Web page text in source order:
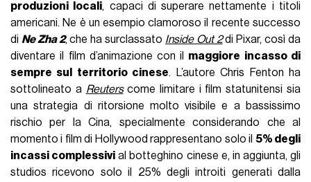
produzioni locali, capaci di superare nettamente i titoli
americani. Ne è un esempio clamoroso il recente successo
di Ne Zha 2, che ha surclassato Inside Out 2di Pixar, così da
diventare il film d’animazione con il maggiore incasso di
sempre sul territorio cinese. L’autore Chris Fenton ha
sottolineato a Reuterscome limitare i film statunitensi sia
una strategia di ritorsione molto visibile e a bassissimo
rischio per la Cina, specialmente considerando che al
momento i film di Hollywood rappresentano solo il 5% degli
incassi complessivi al botteghino cinese e, in aggiunta, gli
studios ricevono solo il 25% degli introiti generati dalla